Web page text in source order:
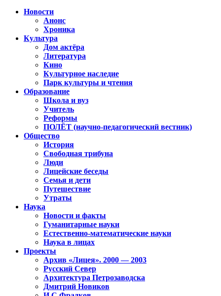
Новости
Анонс
Хроника
Культура
Дом актёра
Литература
Кино
Культурное наследие
Парк культуры и чтения
Образование
Школа и вуз
Учитель
Реформы
ПОЛЁТ (научно-педагогический вестник)
Общество
История
Свободная трибуна
Люди
Лицейские беседы
Семья и дети
Путешествие
Утраты
Наука
Новости и факты
Гуманитарные науки
Естественно-математические науки
Наука в лицах
Проекты
Архив «Лицея». 2000 — 2003
Русский Север
Архитектура Петрозаводска
Дмитрий Новиков